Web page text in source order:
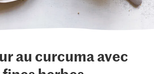
au curcuma avec